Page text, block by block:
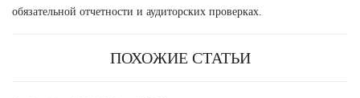
обязательной отчетности и аудиторских проверках.
ПОХОЖИЕ СТАТЬИ